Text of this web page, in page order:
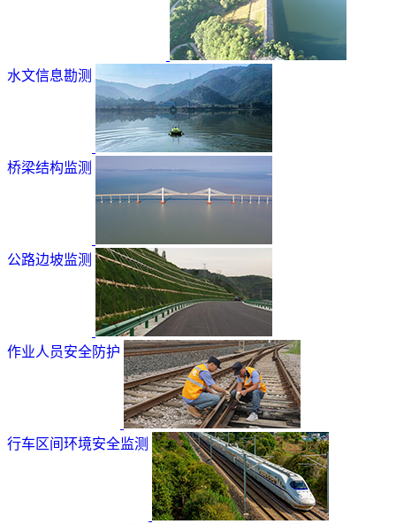
水文信息勘测
桥梁结构监测
公路边坡监测
作业人员安全防护
行车区间环境安全监测